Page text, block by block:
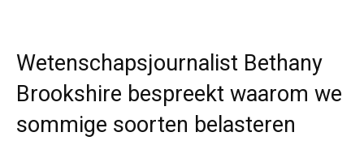
Wetenschapsjournalist Bethany
Brookshire bespreekt waarom we
sommige soorten belasteren